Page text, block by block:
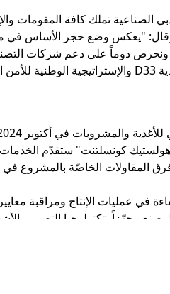
الصناعية تملك كافة المقومات
وقال: "يعكس وضع حجر الأساس في
ونحرص دوماً على دعم شركات التصنيع
كونسلتنت" ستقدّم
في عمليات الإنتاج ومراقبة
مجهّزاً بتكنولوجيا التصوير